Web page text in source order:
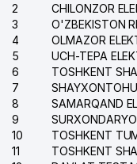
DENTAL-
KORXONASI
YANGI
JOY MULK
KADIRI
CROSS
2
3
4
5
6
7
8
9
10
11